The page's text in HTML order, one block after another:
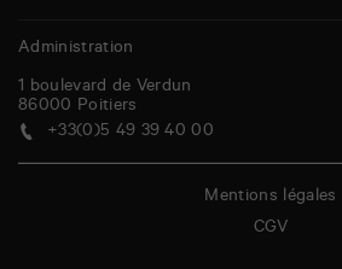
Administration
1 boulevard de Verdun
86000 Poitiers
+33(0)5 49 39 40 00
Mentions légales
CGV